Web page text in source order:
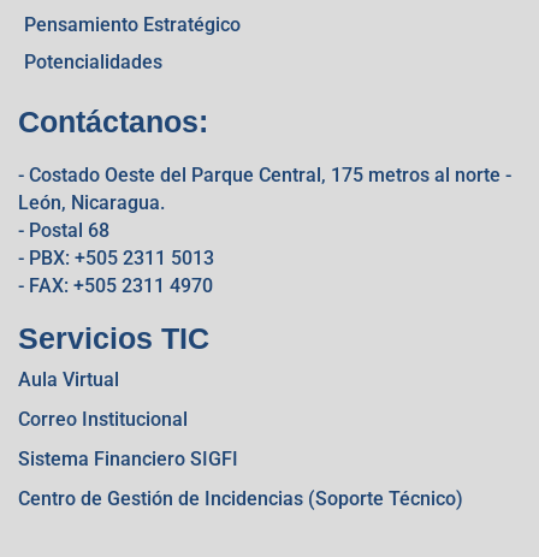
Pensamiento Estratégico
Potencialidades
Contáctanos:
- Costado Oeste del Parque Central, 175 metros al norte -
León, Nicaragua.
- Postal 68
- PBX: +505 2311 5013
- FAX: +505 2311 4970
Servicios TIC
Aula Virtual
Correo Institucional
Sistema Financiero SIGFI
Centro de Gestión de Incidencias (Soporte Técnico)